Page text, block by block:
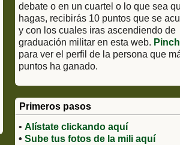
debate o en un cuartel o lo que sea
hagas, recibirás 10 puntos que se
y con los cuales iras ascendiendo de
graduación militar en esta web.
para ver el perfil de la persona que
puntos ha ganado.
Primeros pasos
• Alístate clickando aquí
• Sube tus fotos de la mili aquí